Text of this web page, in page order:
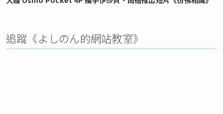
追蹤《よしのん的網站教室》